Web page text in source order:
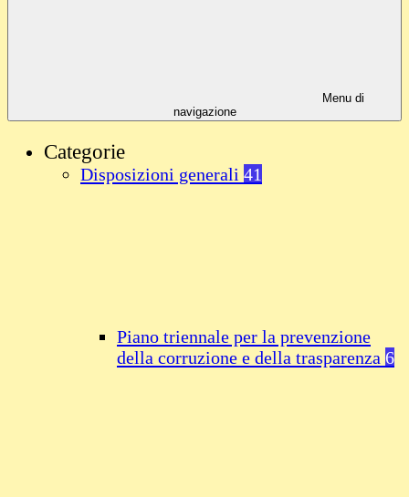
Menu di
navigazione
Categorie
Disposizioni generali 41
Piano triennale per la prevenzione
della corruzione e della trasparenza 6